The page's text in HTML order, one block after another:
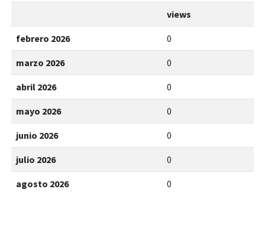
views
febrero 2026 0
marzo 2026 0
abril 2026 0
mayo 2026 0
junio 2026 0
julio 2026 0
agosto 2026 0